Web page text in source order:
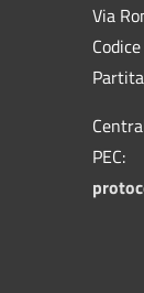
Via
PEC: